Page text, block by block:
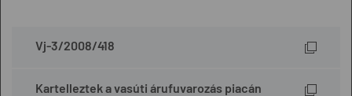
Vj-3/2008/418
Kartelleztek a vasúti árufuvarozás piacán